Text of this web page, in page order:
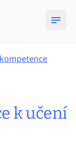
k učení